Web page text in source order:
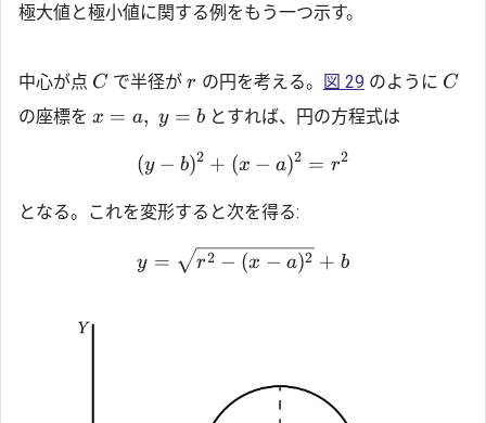
極大値と極小値に関する例をもう一つ示す。
中心が点 C で半径がr の円を考える。 図 29 のように C
の座標を x = a, y = b とすれば、円の方程式は
(y − b)2 + (x − a)2 = r2
となる。これを変形すると次を得る:
y = r2 − (x − a)2 + b